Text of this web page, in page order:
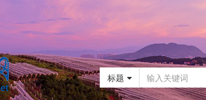
标题